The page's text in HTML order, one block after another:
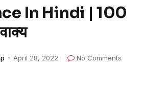
In Hindi | 100
April 28, 2022
No Comments